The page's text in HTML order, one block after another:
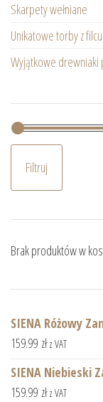
Skarpety wełniane
Unikatowe torby z
Wyjątkowe drewniaki
Filtruj
Brak produktów w
SIENA Różowy
159.99 zł z VAT
SIENA Niebieski
159.99 zł z VAT